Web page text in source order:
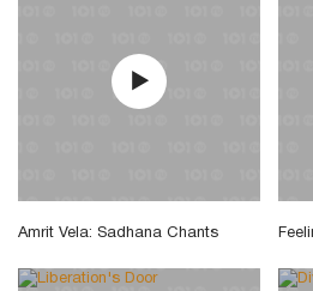
Amrit Vela: Sadhana Chants